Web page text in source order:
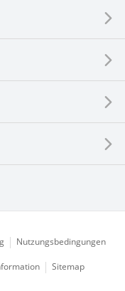
Nutzungsbedingungen
Sitemap